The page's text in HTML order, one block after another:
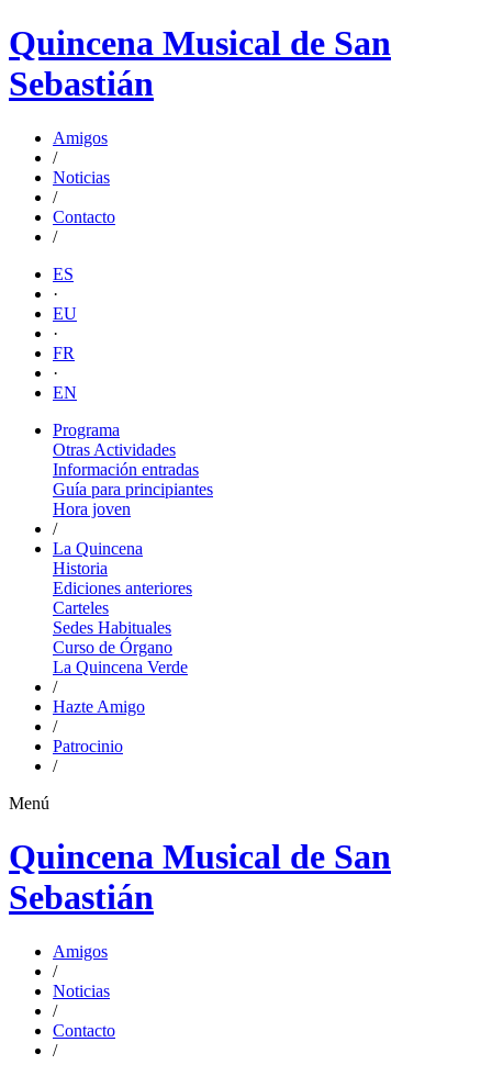
Quincena Musical de San
Sebastián
Amigos
/
Noticias
/
Contacto
/
ES
·
EU
·
FR
·
EN
Programa
Otras Actividades
Información entradas
Guía para principiantes
Hora joven
/
La Quincena
Historia
Ediciones anteriores
Carteles
Sedes Habituales
Curso de Órgano
La Quincena Verde
/
Hazte Amigo
/
Patrocinio
/
Menú
Quincena Musical de San
Sebastián
Amigos
/
Noticias
/
Contacto
/